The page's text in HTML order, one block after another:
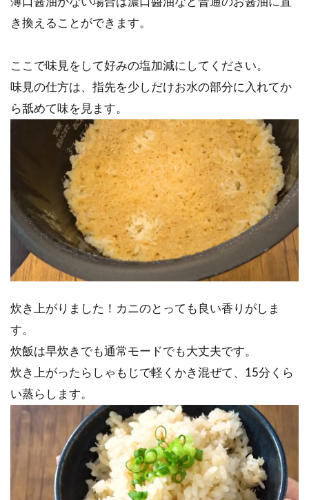
き換えることができます。
ここで味見をして好みの塩加減にしてください。
味見の仕方は、指先を少しだけお水の部分に入れてか
ら舐めて味を見ます。
炊き上がりました！カニのとっても良い香りがしま
す。
炊飯は早炊きでも通常モードでも大丈夫です。
炊き上がったらしゃもじで軽くかき混ぜて、15分くら
い蒸らします。